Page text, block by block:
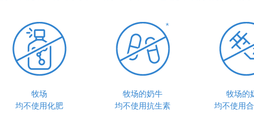
牧场
均不使用化肥
牧场的奶牛
均不使用抗生素
牧场的
均不使用